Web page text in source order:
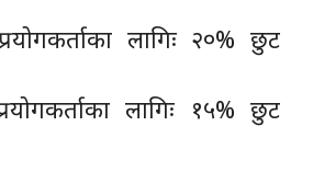
लागिः २०% छुट
लागिः १५% छुट